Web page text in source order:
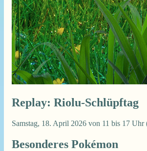
Replay: Riolu-Schlüpftag
Samstag, 18. April 2026 von 11 bis 17 Uhr
Besonderes Pokémon